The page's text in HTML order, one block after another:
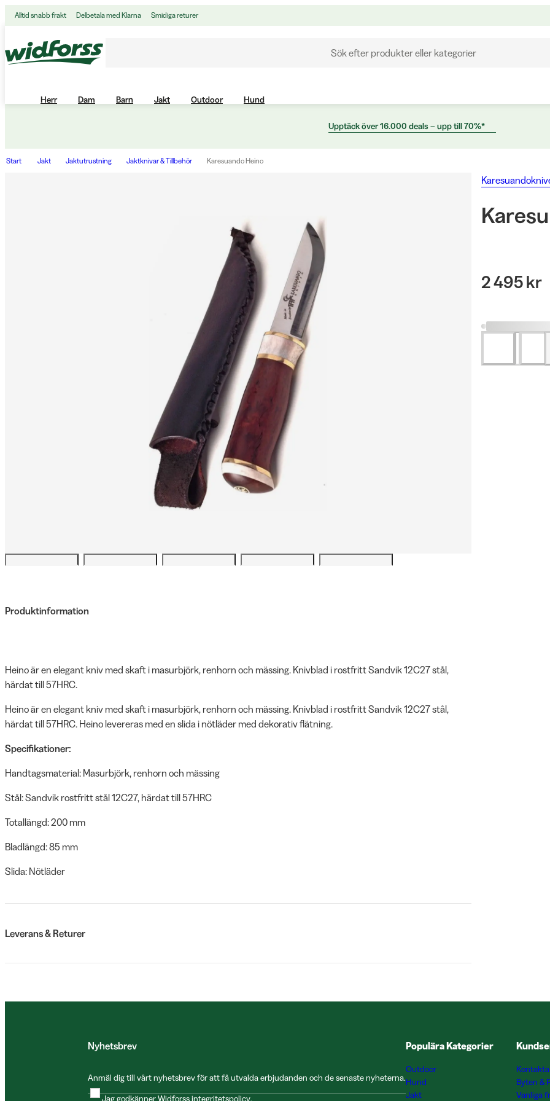
Alltid snabb frakt Delbetala med Klarna Smidiga returer
Sök efter produkter eller kategorier
Herr Dam Barn Jakt Outdoor Hund
Upptäck över 16.000 deals – upp till 70%*
Start Jakt Jaktutrustning Jaktknivar & Tillbehör Karesuando Heino
Produktinformation
Heino är en elegant kniv med skaft i masurbjörk, renhorn och mässing. Knivblad i rostfritt Sandvik 12C27 stål,
härdat till 57HRC.
Heino är en elegant kniv med skaft i masurbjörk, renhorn och mässing. Knivblad i rostfritt Sandvik 12C27 stål,
härdat till 57HRC. Heino levereras med en slida i nötläder med dekorativ flätning.
Specifikationer:
Handtagsmaterial: Masurbjörk, renhorn och mässing
Stål: Sandvik rostfritt stål 12C27, härdat till 57HRC
Totallängd: 200 mm
Bladlängd: 85 mm
Slida: Nötläder
Leverans & Returer
2 495 kr
Nyhetsbrev
Anmäl dig till vårt nyhetsbrev för att få utvalda erbjudanden och de senaste nyheterna.
Jag godkänner Widforssintegritetspolicy.
Populära Kategorier
Outdoor
Hund
Jakt
Byten &
Vanliga